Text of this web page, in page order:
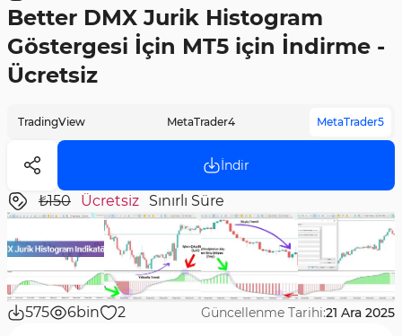
Better DMX Jurik Histogram
Göstergesi İçin MT5 için İndirme -
Ücretsiz
TradingView MetaTrader4 MetaTrader5
İndir
₺150 Ücretsiz Sınırlı Süre
575 6bin 2 Güncellenme Tarihi:21 Ara 2025